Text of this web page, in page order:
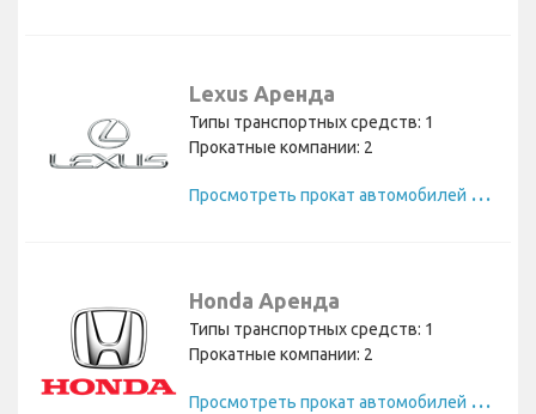
Lexus Аренда
Типы транспортных средств: 1
Прокатные компании: 2
П
росмотреть прокат автомобилей Lexus
Honda Аренда
Типы транспортных средств: 1
Прокатные компании: 2
П
росмотреть прокат автомобилей Honda